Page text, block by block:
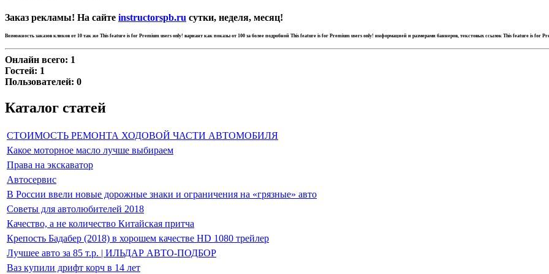
Заказ рекламы! На сайте instructorspb.ru сутки, неделя, месяц!
Возможность заказов кликов от 10 так же This feature is for Premium users only! вариант как показы от 100 за более подробной This feature is for Premium users only! информацией и размерами баннеров, текстовых ссылок This feature is for
Онлайн всего: 1
Гостей: 1
Пользователей: 0
Каталог статей
СТОИМОСТЬ РЕМОНТА ХОДОВОЙ ЧАСТИ АВТОМОБИЛЯ
Какое моторное масло лучше выбираем
Права на экскаватор
Автосервис
В России ввели новые дорожные знаки и ограничения на «грязные» авто
Советы для автолюбителей 2018
Качество, а не количество Китайская притча
Крепость Бадабер (2018) в хорошем качестве HD 1080 трейлер
Лучшее авто за 85 т.р. | ИЛЬДАР АВТО-ПОДБОР
Ваз купили дрифт корч в 14 лет